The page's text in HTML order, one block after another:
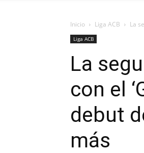
Inicio Liga ACB La
Liga ACB
La
con el
debut
más